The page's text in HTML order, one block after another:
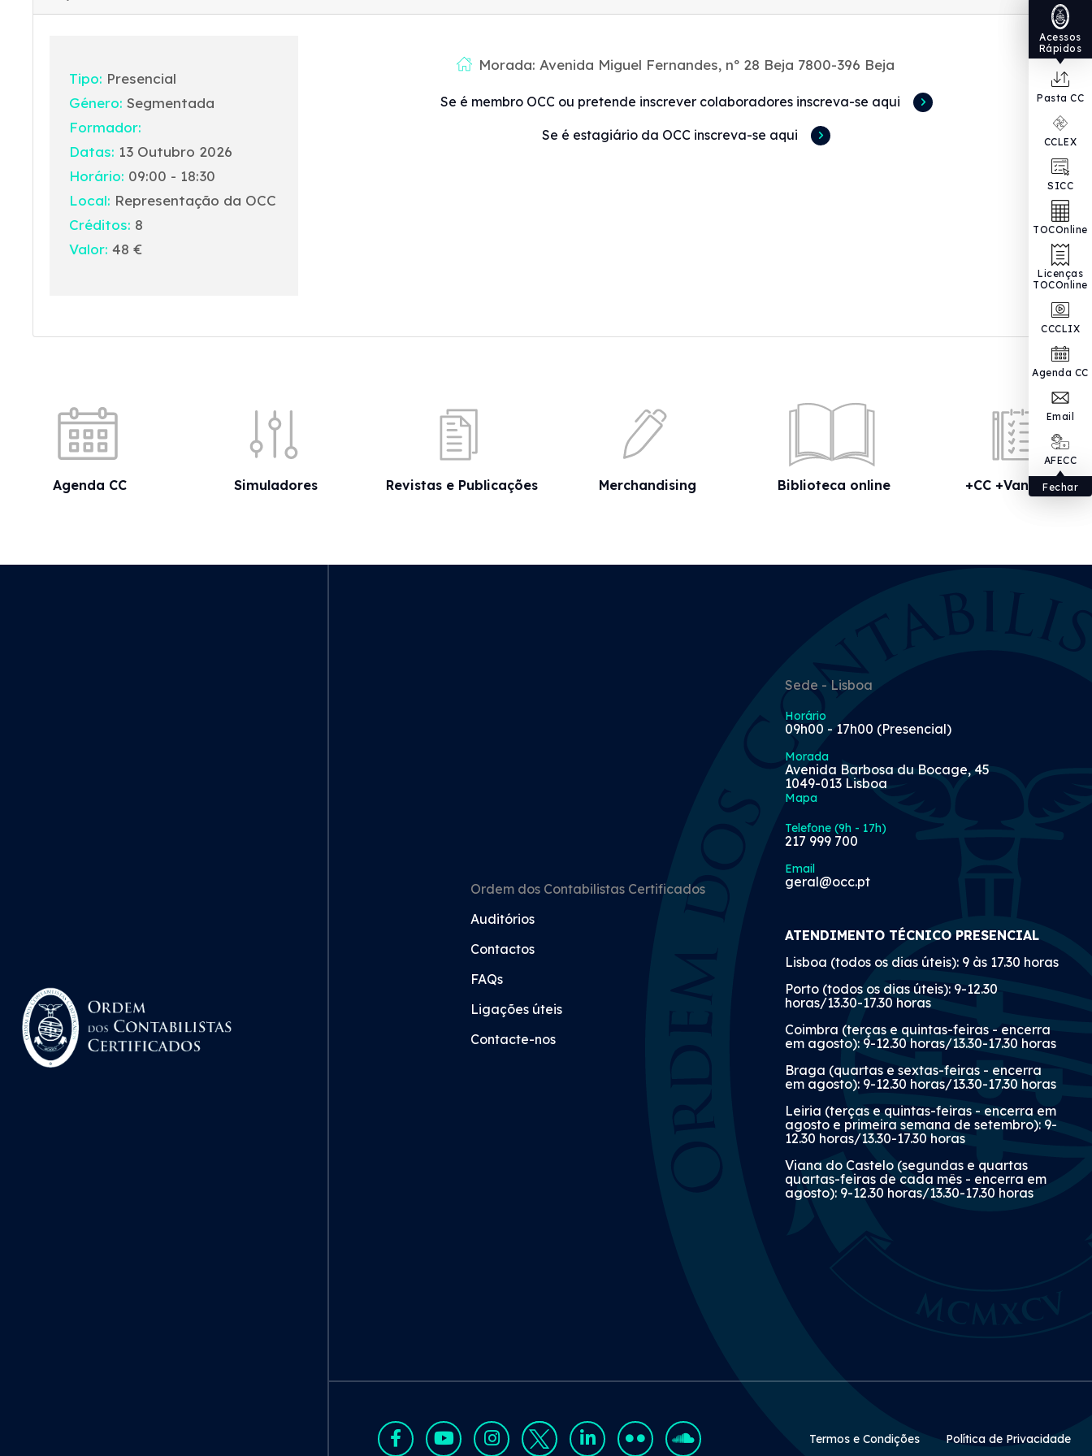
Acessos
Rápidos
Pasta CC
CCLEX
SICC
TOCOnline
Licenças
TOCOnline
CCCLIX
Agenda CC
Email
AFECC
Fechar
Tipo: Presencial
Género: Segmentada
Formador:
Datas: 13 Outubro 2026
Horário: 09:00 - 18:30
Local: Representação da OCC
Créditos: 8
Valor: 48 €
Morada: Avenida Miguel Fernandes, nº 28 Beja 7800-396 Beja
Se é membro OCC ou pretende inscrever colaboradores inscreva-se aqui
Se é estagiário da OCC inscreva-se aqui
Agenda CC Simuladores Revistas e Publicações Merchandising Biblioteca online +CC +Vantagens
Ordem dos Contabilistas Certificados
Auditórios
Contactos
FAQs
Ligações úteis
Contacte-nos
Sede - Lisboa
Horário
09h00 - 17h00 (Presencial)
Morada
Avenida Barbosa du Bocage, 45
1049-013 Lisboa
Mapa
Telefone (9h - 17h)
217 999 700
Email
geral@occ.pt
ATENDIMENTO TÉCNICO PRESENCIAL
Lisboa (todos os dias úteis): 9 às 17.30 horas
Porto (todos os dias úteis): 9-12.30
horas/13.30-17.30 horas
Coimbra (terças e quintas-feiras - encerra
em agosto): 9-12.30 horas/13.30-17.30 horas
Braga (quartas e sextas-feiras - encerra
em agosto): 9-12.30 horas/13.30-17.30 horas
Leiria (terças e quintas-feiras - encerra em
agosto e primeira semana de setembro): 9-
12.30 horas/13.30-17.30 horas
Viana do Castelo (segundas e quartas
quartas-feiras de cada mês - encerra em
agosto): 9-12.30 horas/13.30-17.30 horas
Rodapé Secundário
Termos e Condições Política de Privacidade